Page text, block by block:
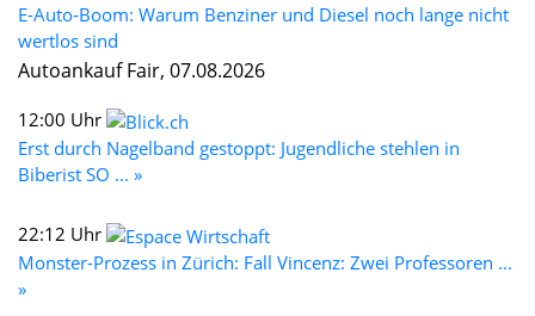
E-Auto-Boom: Warum Benziner und Diesel noch lange nicht
wertlos sind
Autoankauf Fair, 07.08.2026
12:00 Uhr
Erst durch Nagelband gestoppt: Jugendliche stehlen in
Biberist SO ... »
22:12 Uhr
Monster-Prozess in Zürich: Fall Vincenz: Zwei Professoren ...
»